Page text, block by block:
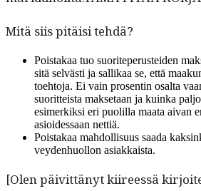
Mitä siis pitäisi tehdä?
Pois­takaa tuo suorite­pe­rustei­den
sitä selvästi ja sal­likaa se, että
toe­hto­ja. Ei vain pros­entin osalta
suorit­teista mak­se­taan ja kuin­ka
esimerkik­si eri puo­lil­la maa­ta aivan
asioidessaan nettiä.
Pois­takaa mah­dol­lisu­us saa­da
vey­den­huol­lon asiakkaista.
[Olen päivit­tänyt kiireessä